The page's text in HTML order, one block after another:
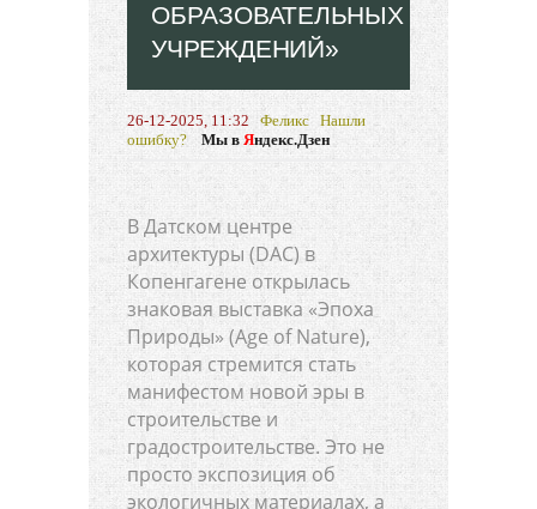
ОБРАЗОВАТЕЛЬНЫХ
УЧРЕЖДЕНИЙ»
26-12-2025, 11:32 Феликс Нашли
ошибку?
Мы в Яндекс.Дзен
В Датском центре
архитектуры (DAC) в
Копенгагене открылась
знаковая выставка «Эпоха
Природы» (Age of Nature),
которая стремится стать
манифестом новой эры в
строительстве и
градостроительстве. Это не
просто экспозиция об
экологичных материалах, а